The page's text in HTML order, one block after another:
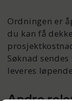
Ordningen er
du kan få
Søknad
leveres